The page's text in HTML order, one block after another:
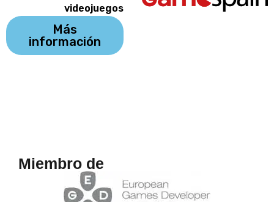
videojuegos
Más
información
Miembro de